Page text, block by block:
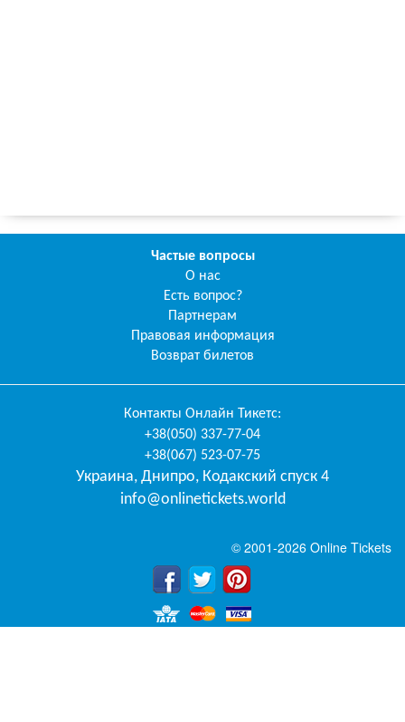
Частые вопросы
О нас
Есть вопрос?
Партнерам
Правовая информация
Возврат билетов
Контакты Онлайн Тикетс:
+38(050) 337-77-04
+38(067) 523-07-75
Украина, Днипро, Кодакский спуск 4
info@onlinetickets.world
© 2001-2026 Online Tickets